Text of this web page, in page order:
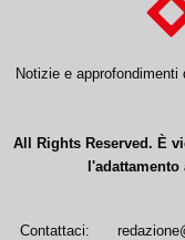
Notizie e
All Rights Reserved. È
Contattaci: